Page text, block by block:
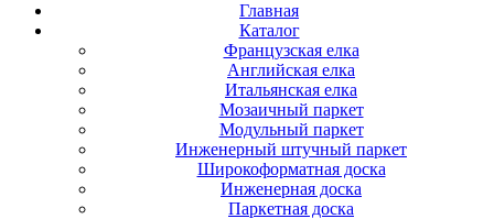
Главная
Каталог
Французская елка
Английская елка
Итальянская елка
Мозаичный паркет
Модульный паркет
Инженерный штучный паркет
Широкоформатная доска
Инженерная доска
Паркетная доска